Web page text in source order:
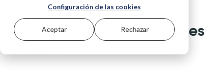
Configuración de las cookies
Aceptar Rechazar
Dudas de finanzas: ¿qué es
el CMI?